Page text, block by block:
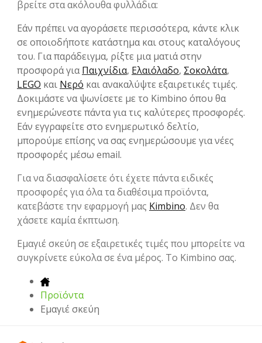
βρείτε στα ακόλουθα φυλλάδια:
Εάν πρέπει να αγοράσετε περισσότερα, κάντε κλικ
σε οποιοδήποτε κατάστημα και στους καταλόγους
του. Για παράδειγμα, ρίξτε μια ματιά στην
προσφορά γιαΠαιχνίδια, Ελαιόλαδο, Σοκολάτα,
LEGO και Νερό και ανακαλύψτε εξαιρετικές τιμές.
Δοκιμάστε να ψωνίσετε με το Kimbino όπου θα
ενημερώνεστε πάντα για τις καλύτερες προσφορές.
Εάν εγγραφείτε στο ενημερωτικό δελτίο,
μπορούμε επίσης να σας ενημερώσουμε για νέες
προσφορές μέσω email.
Για να διασφαλίσετε ότι έχετε πάντα ειδικές
προσφορές για όλα τα διαθέσιμα προϊόντα,
κατεβάστε την εφαρμογή μας Kimbino. Δεν θα
χάσετε καμία έκπτωση.
Εμαγιέ σκεύη σε εξαιρετικές τιμές που μπορείτε να
συγκρίνετε εύκολα σε ένα μέρος. Το Kimbino σας.
Προϊόντα
Εμαγιέ σκεύη